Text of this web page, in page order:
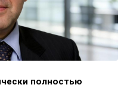
полностью